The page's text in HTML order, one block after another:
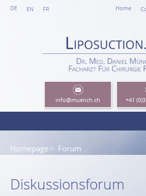
DE EN FR Home
Homepage Forum
Diskussionsforum
info@muench.ch +41